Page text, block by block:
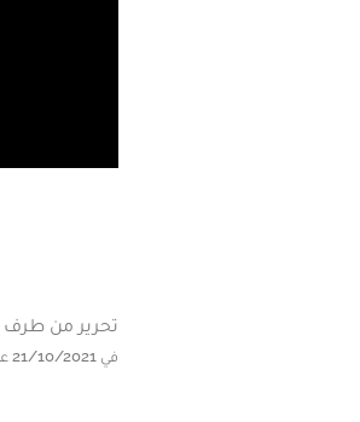
تحرير من طرف
في 21/10/2021 على الساعة 19:00